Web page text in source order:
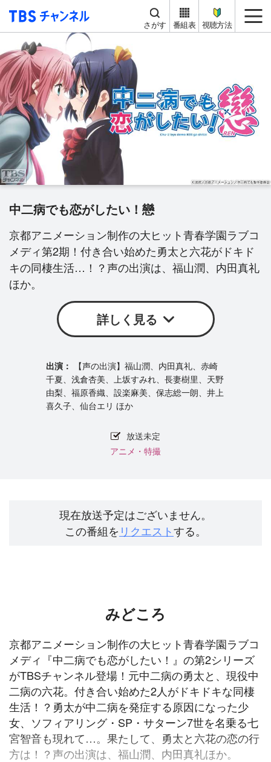
TBS チャンネル
さがす 番組表 視聴方法
中二病でも恋がしたい！戀
京都アニメーション制作の大ヒット青春学園ラブコ
メディ第2期！付き合い始めた勇太と六花がドキド
キの同棲生活…！？声の出演は、福山潤、内田真礼
ほか。
詳しく見る
【声の出演】福山潤、内田真礼、赤崎
千夏、浅倉杏美、上坂すみれ、長妻樹里、天野
由梨、福原香織、設楽麻美、保志総一朗、井上
喜久子、仙台エリ ほか
放送未定
アニメ・特撮
現在放送予定はございません。
この番組を リクエストする。
みどころ
京都アニメーション制作の大ヒット青春学園ラブコ
メディ『中二病でも恋がしたい！』の第2シリーズ
がTBSチャンネル登場！元中二病の勇太と、現役中
二病の六花。付き合い始めた2人がドキドキな同棲
生活！？勇太が中二病を発症する原因になった少
女、ソフィアリング・SP・サターン7世を名乗る七
宮智音も現れて…。果たして、勇太と六花の恋の行
方は！？声の出演は、福山潤、内田真礼ほか。